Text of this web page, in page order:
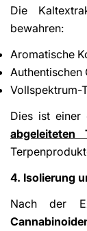
Die
bewahren:
Aromatische
Authentischen
Vollspektrum-
Dies ist einer
abgeleiteten
4. Isolierung
Nach der